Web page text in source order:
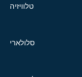
טלוויזיה
סלולארי